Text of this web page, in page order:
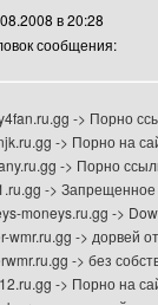
в 20:28
сообщения:
-> Порно
-> Порно на
-> Порно
->
moneys.ru.gg ->
wmr.ru.gg -> дорвей
-> без
-> Порно на